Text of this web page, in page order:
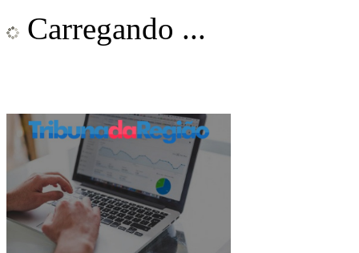
Carregando ...